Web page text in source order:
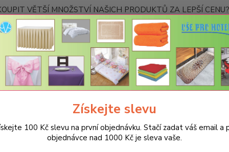
VĚTŠÍ MNOŽSTVÍ NAŠICH PRODUKTŮ ZA LEPŠÍ
Kontakty
Hledat
Osušky 70x140cm bez bordury - 500g/m²
70x140cm - tyrkysová-16 -
Získejte slevu
100 Kč slevu na první objednávku. Stačí zadat váš email a
objednávce nad 1000 Kč je sleva vaše.